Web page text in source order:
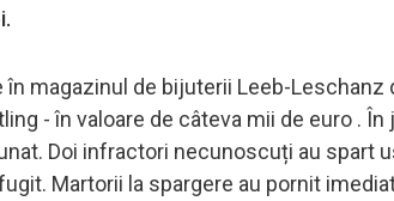
magazinul de bijuterii Leeb-Leschanz
- în valoare de câteva mii de euro . În
Doi infractori necunoscuți au spart
Martorii la spargere au pornit